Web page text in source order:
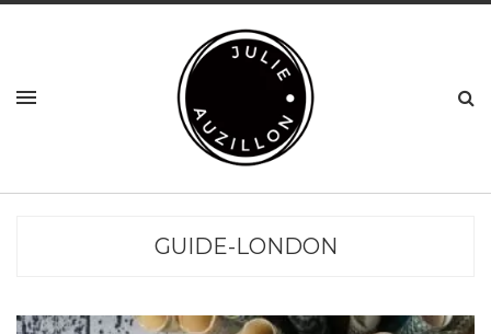
GUIDE-LONDON